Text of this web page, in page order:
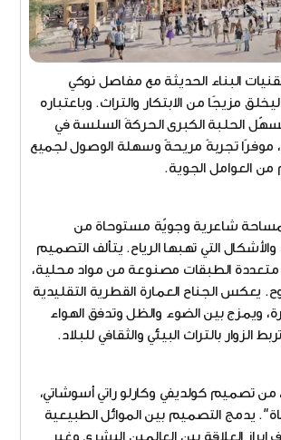
البناء الحديثة مع مفاصل نوكي
ليخلق مزيجًا من الابتكار والتراث. وباعتباره
الحلبة الكبرى الحركةَ السلسة في
موفرًا تجربةً مريحةً وسهلة الوصول لجميع
من العوامل الجوية.
شاعرية وجويّة مستوحاة من
التي تهبها الرياح. يتألف التصميم
الطبقات مصنوعة من مواد محلية،
يعكس الجناح العمارة القطرية التقليدية
ويمزج بين الضوء والظل وتدفق الهواء
بالتراث البيئي والثقافي للبلاد.
تصميم كولديفي وكارلو راتي أسوشاتي،
يدمج التصميم بين الموائل الطبيعية